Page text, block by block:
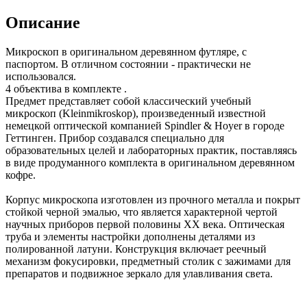
Описание
Микроскоп в оригинальном деревянном футляре, с
паспортом. В отличном состоянии - практически не
использовался.
4 объектива в комплекте .
Предмет представляет собой классический учебный
микроскоп (Kleinmikroskop), произведенный известной
немецкой оптической компанией Spindler & Hoyer в городе
Геттинген. Прибор создавался специально для
образовательных целей и лабораторных практик, поставляясь
в виде продуманного комплекта в оригинальном деревянном
кофре.
Корпус микроскопа изготовлен из прочного металла и покрыт
стойкой черной эмалью, что является характерной чертой
научных приборов первой половины XX века. Оптическая
труба и элементы настройки дополнены деталями из
полированной латуни. Конструкция включает реечный
механизм фокусировки, предметный столик с зажимами для
препаратов и подвижное зеркало для улавливания света.